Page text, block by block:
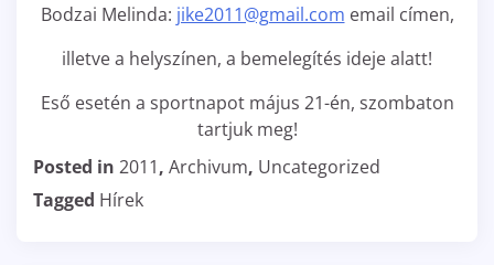
Bodzai Melinda: jike2011@gmail.com email címen,
illetve a helyszínen, a bemelegítés ideje alatt!
Eső esetén a sportnapot május 21-én, szombaton
tartjuk meg!
Posted in 2011, Archivum, Uncategorized
Tagged Hírek